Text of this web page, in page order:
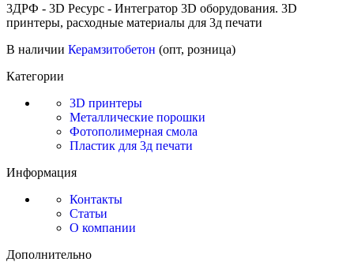
3ДРФ - 3D Ресурс - Интегратор 3D оборудования. 3D
принтеры, расходные материалы для 3д печати
В наличии Керамзитобетон (опт, розница)
Категории
3D принтеры
Металлические порошки
Фотополимерная смола
Пластик для 3д печати
Информация
Контакты
Статьи
О компании
Дополнительно